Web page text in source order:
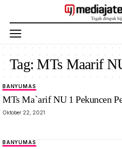
Tag:MTs Maarif
BANYUMAS
MTs Ma`arif NU 1 Pekuncen
Oktober 22, 2021
BANYUMAS